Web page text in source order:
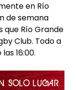
en Río
de semana
que Río Grande
Club. Todo a
16:00.